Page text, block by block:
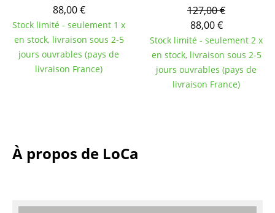
Lits enfants
Tables de chevet et Accessoires de lit
... voir tous les lits
Miroirs
88,00 €
Stock limité - seulement 1 x
en stock, livraison sous 2-5
jours ouvrables (pays de
livraison France)
127,00 €
88,00 €
Stock limité - seulement 2 x
en stock, livraison sous 2-5
jours ouvrables (pays de
livraison France)
À propos de LoCa